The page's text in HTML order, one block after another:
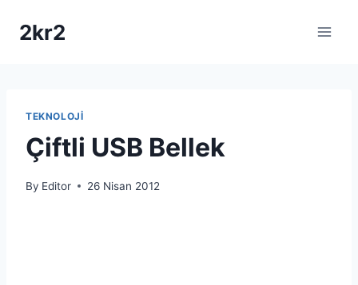
2kr2
TEKNOLOJI
Çiftli USB Bellek
By Editor 26 Nisan 2012